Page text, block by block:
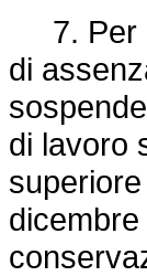
7. Per
di
di lavoro